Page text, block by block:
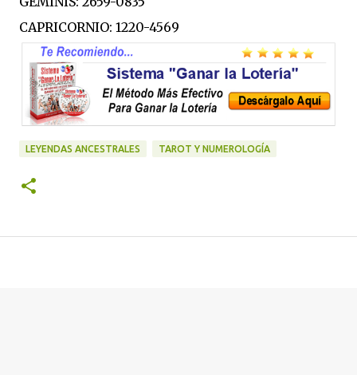
CAPRICORNIO: 1220-4569
LEYENDAS ANCESTRALES TAROT Y NUMEROLOGÍA